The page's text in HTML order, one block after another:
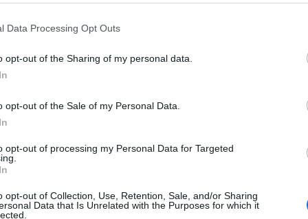
Data Processing Opt Outs
opt-out of the Sharing of my personal data.
opt-out of the Sale of my Personal Data.
opt-out of processing my Personal Data for Targeted
opt-out of Collection, Use, Retention, Sale, and/or Sharing
Data that Is Unrelated with the Purposes for which it
valamivel 245 felett nyitott a forint az euróval szemben. A
Az árfolyam továbbra is meglehetősen erős és stabil, a
papírokat 9.2/4%-nál, az 5 éveseket 8.6/8.9%-nál...
portfolio.hu hírarchívumához tartozik, melynek olvasása
tartalmazza:
elmúlt 2 év napon belüli